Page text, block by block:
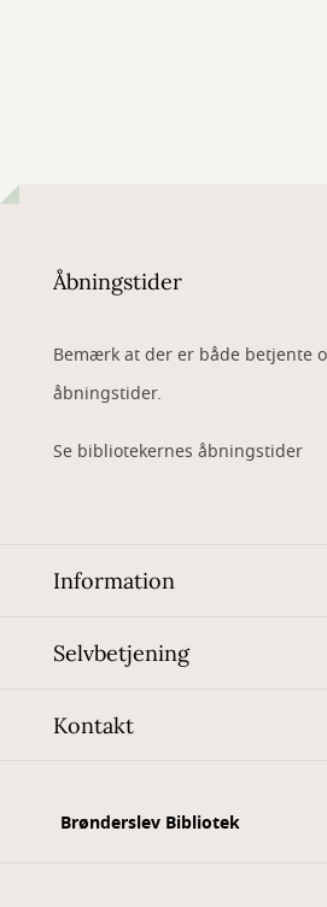
Åbningstider
Bemærk at der er både betjente
åbningstider.
Se bibliotekernes åbningstider
Information
Selvbetjening
Kontakt
Brønderslev Bibliotek